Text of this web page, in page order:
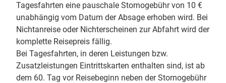
Tagesfahrten eine pauschale Stornogebühr von 10 €
unabhängig vom Datum der Absage erhoben wird. Bei
Nichtanreise oder Nichterscheinen zur Abfahrt wird der
komplette Reisepreis fällig.
Bei Tagesfahrten, in deren Leistungen bzw.
Zusatzleistungen Eintrittskarten enthalten sind, ist ab
dem 60. Tag vor Reisebeginn neben der Stornogebühr